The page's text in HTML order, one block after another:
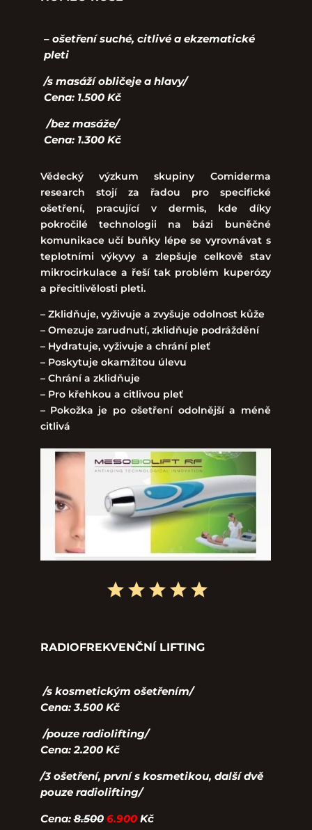
– ošetření suché, citlivé a ekzematické
pleti
/s masáží obličeje a hlavy/
Cena: 1.500 Kč
/bez masáže/
Cena: 1.300 Kč
Vědecký výzkum skupiny Comiderma
research stojí za řadou pro specifické
ošetření, pracující v dermis, kde díky
pokročilé technologii na bázi buněčné
komunikace učí buňky lépe se vyrovnávat s
teplotními výkyvy a zlepšuje celkově stav
mikrocirkulace a řeší tak problém kuperózy
a přecitlivělosti pleti.
– Zklidňuje, vyživuje a zvyšuje odolnost kůže
– Omezuje zarudnutí, zklidňuje podráždění
– Hydratuje, vyživuje a chrání pleť
– Poskytuje okamžitou úlevu
– Chrání a zklidňuje
– Pro křehkou a citlivou pleť
– Pokožka je po ošetření odolnější a méně
citlivá
RADIOFREKVENČNÍ LIFTING
/s kosmetickým ošetřením/
Cena: 3.500 Kč
/pouze radiolifting/
Cena: 2.200 Kč
/3 ošetření, první s kosmetikou, další dvě
pouze radiolifting/
Cena:8.500 6.900Kč